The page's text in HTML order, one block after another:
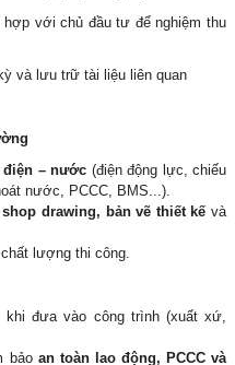
với chủ đầu tư để nghiệm thu
và lưu trữ tài liệu liên quan
điện – nước (điện động lực, chiếu
nước, PCCC, BMS...).
shop drawing, bản vẽ thiết kế và
lượng thi công.
đưa vào công trình (xuất xứ,
bảo an toàn lao động, PCCC và